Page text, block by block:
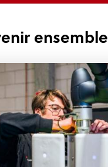
ensemble